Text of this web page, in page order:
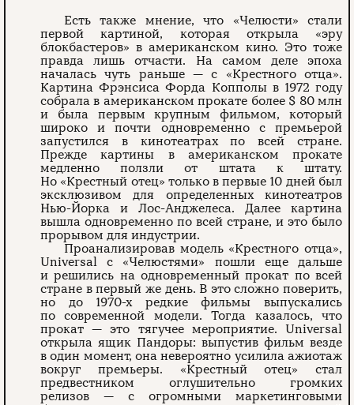
Есть также мнение, что «Челюсти» стали
первой картиной, которая открыла «эру
блокбастеров» в американском кино. Это тоже
правда лишь отчасти. На самом деле эпоха
началась чуть раньше — с «Крестного отца».
Картина Фрэнсиса Форда Копполы в 1972 году
собрала в американском прокате более $ 80 млн
и была первым крупным фильмом, который
широко и почти одновременно с премьерой
запустился в кинотеатрах по всей стране.
Прежде картины в американском прокате
медленно ползли от штата к штату.
Но «Крестный отец» только в первые 10 дней был
эксклюзивом для определенных кинотеатров
Нью-Йорка и Лос-Анджелеса. Далее картина
вышла одновременно по всей стране, и это было
прорывом для индустрии.
Проанализировав модель «Крестного отца»,
Universal с «Челюстями» пошли еще дальше
и решились на одновременный прокат по всей
стране в первый же день. В это сложно поверить,
но до 1970-х редкие фильмы выпускались
по современной модели. Тогда казалось, что
прокат — это тягучее мероприятие. Universal
открыла ящик Пандоры: выпустив фильм везде
в один момент, она невероятно усилила ажиотаж
вокруг премьеры. «Крестный отец» стал
предвестником оглушительно громких
релизов — с огромными маркетинговыми